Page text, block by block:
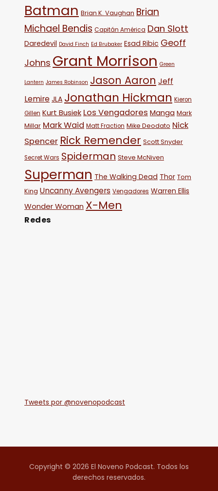
Batman Brian K. Vaughan Brian
Michael Bendis Capitán América Dan Slott
Daredevil David Finch Ed Brubaker Esad Ribic Geoff
Johns Grant Morrison Green
Lantern James Robinson Jason Aaron Jeff
Lemire JLA Jonathan Hickman Kieron
Gillen Kurt Busiek Los Vengadores Manga Mark
Millar Mark Waid Matt Fraction Mike Deodato Nick
Spencer Rick Remender Scott Snyder
Secret Wars Spiderman Steve McNiven
Superman The Walking Dead Thor Tom
King Uncanny Avengers Vengadores Warren Ellis
Wonder Woman X-Men
Redes
Tweets por @novenopodcast
Copyright © 2026 El Noveno Podcast. Todos los
derechos reservados.